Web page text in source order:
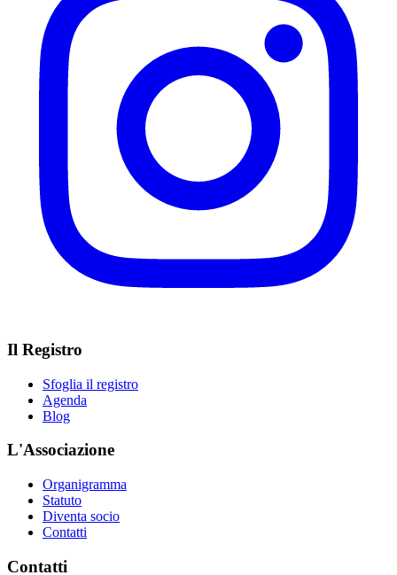
Il Registro
Sfoglia il registro
Agenda
Blog
L'Associazione
Organigramma
Statuto
Diventa socio
Contatti
Contatti